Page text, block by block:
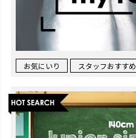
お気にいり スタッフおすすめ